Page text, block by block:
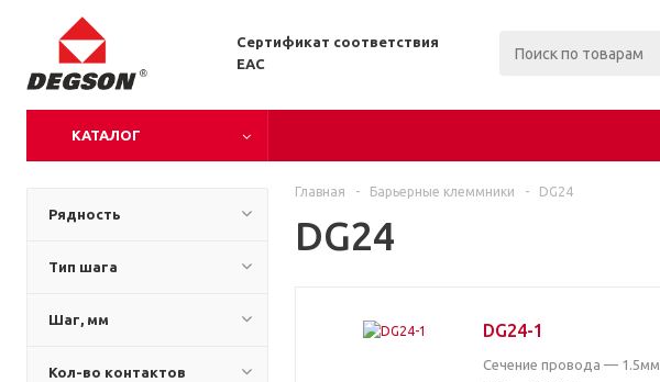
Сертификат соответствия
EAC
КАТАЛОГ
Рядность
Тип шага
Шаг, мм
Кол-во контактов
Главная - Барьерные клеммники - DG24
DG24
DG24-1
Сечение провода — 1.5мм